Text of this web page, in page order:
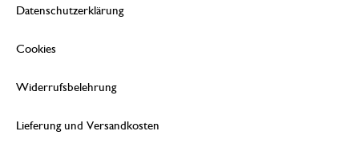
Datenschutzerklärung
Cookies
Widerrufsbelehrung
Lieferung und Versandkosten